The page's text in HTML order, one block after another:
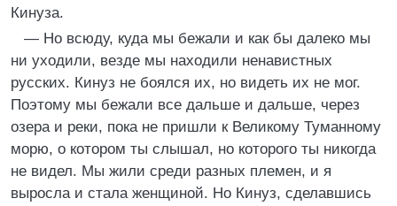
Кинуза.
— Но всюду, куда мы бежали и как бы далеко мы
ни уходили, везде мы находили ненавистных
русских. Кинуз не боялся их, но видеть их не мог.
Поэтому мы бежали все дальше и дальше, через
озера и реки, пока не пришли к Великому Туманному
морю, о котором ты слышал, но которого ты никогда
не видел. Мы жили среди разных племен, и я
выросла и стала женщиной. Но Кинуз, сделавшись